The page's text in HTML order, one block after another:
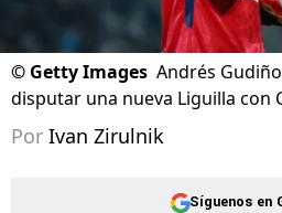
© Getty Images Andrés
disputar una nueva Liguilla con
Por Ivan Zirulnik
Síguenos en